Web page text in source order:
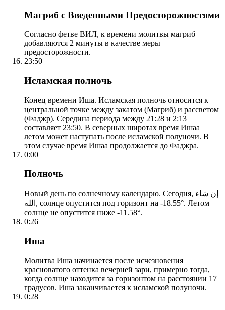
Магриб с Введенными Предосторожностями
Согласно фетве ВИЛ, к времени молитвы магриб
добавляются 2 минуты в качестве меры
предосторожности.
23:50
Исламская полночь
Конец времени Иша. Исламская полночь относится к
центральной точке между закатом (Магриб) и рассветом
(Фаджр). Середина периода между 21:28 и 2:13
составляет 23:50. В северных широтах время Ишаа
летом может наступать после исламской полуночи. В
этом случае время Ишаа продолжается до Фаджра.
0:00
Полночь
Новый день по солнечному календарю. Сегодня, إن شاء
الله, солнце опустится под горизонт на -18.55°. Летом
солнце не опустится ниже -11.58°.
0:26
Иша
Молитва Иша начинается после исчезновения
красноватого оттенка вечерней зари, примерно тогда,
когда солнце находится за горизонтом на расстоянии 17
градусов. Иша заканчивается к исламской полуночи.
0:28